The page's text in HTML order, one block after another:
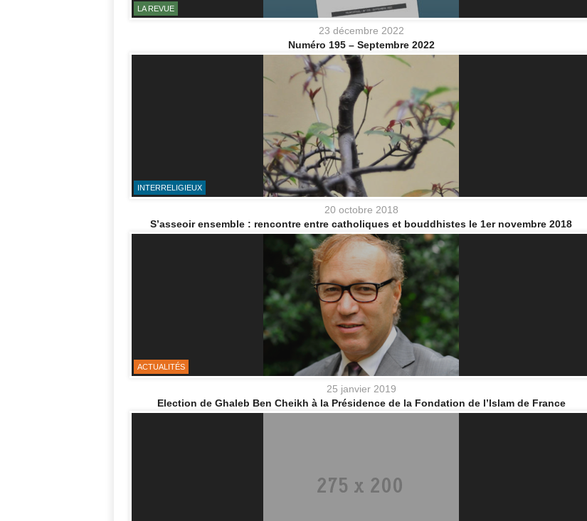
LA REVUE
23 décembre 2022
Numéro 195 – Septembre 2022
INTERRELIGIEUX
20 octobre 2018
S’asseoir ensemble : rencontre entre catholiques et bouddhistes le 1er novembre 2018
ACTUALITÉS
25 janvier 2019
Election de Ghaleb Ben Cheikh à la Présidence de la Fondation de l’Islam de France